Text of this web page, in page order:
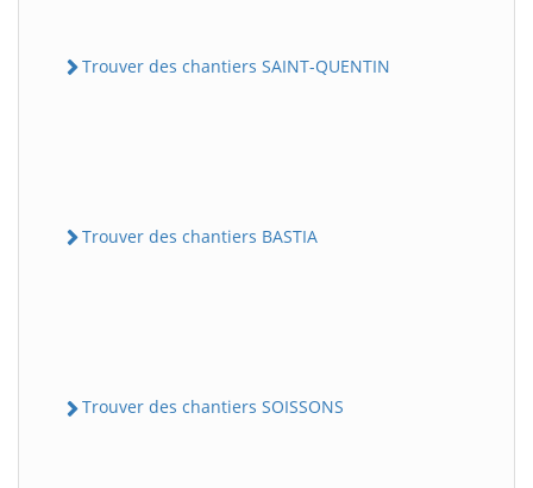
Trouver des chantiers SAINT-QUENTIN
Trouver des chantiers BASTIA
Trouver des chantiers SOISSONS